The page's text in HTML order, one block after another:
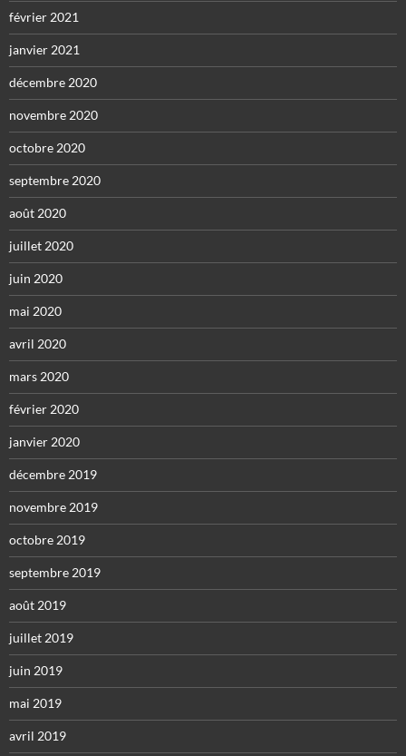
février 2021
janvier 2021
décembre 2020
novembre 2020
octobre 2020
septembre 2020
août 2020
juillet 2020
juin 2020
mai 2020
avril 2020
mars 2020
février 2020
janvier 2020
décembre 2019
novembre 2019
octobre 2019
septembre 2019
août 2019
juillet 2019
juin 2019
mai 2019
avril 2019